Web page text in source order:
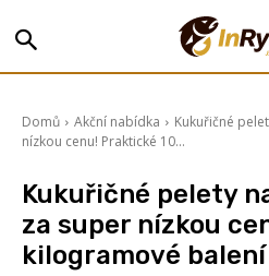
Domů Akční nabídka
Kukuřičné
nízkou cenu! Praktické 10...
Kukuřičné pelety
za super nízkou
kilogramové balení